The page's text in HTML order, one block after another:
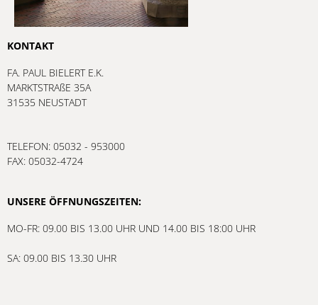
KONTAKT
FA. PAUL BIELERT E.K.
MARKTSTRAßE 35A
31535 NEUSTADT
TELEFON: 05032 - 953000
FAX: 05032-4724
UNSERE ÖFFNUNGSZEITEN:
MO-FR: 09.00 BIS 13.00 UHR UND 14.00 BIS 18:00 UHR
SA: 09.00 BIS 13.30 UHR